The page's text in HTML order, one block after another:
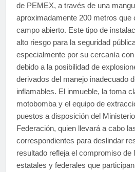
de PEMEX, a través de una
aproximadamente 200 metros que
campo abierto. Este tipo de
alto riesgo para la seguridad
especialmente por su cercanía
debido a la posibilidad de
derivados del manejo inadecuado
inflamables. El inmueble, la toma
motobomba y el equipo de
puestos a disposición del
Federación, quien llevará a cabo
correspondientes para deslindar
resultado refleja el compromiso de
estatales y federales que